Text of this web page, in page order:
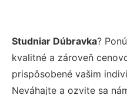
Studniar Dúbravka?
kvalitné a zároveň
prispôsobené vašim
Neváhajte a ozvite sa